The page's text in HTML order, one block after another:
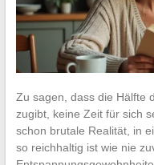
Zu sagen, dass die Hälfte
zugibt, keine Zeit für sich
schon brutale Realität, in
so reichhaltig ist wie nie